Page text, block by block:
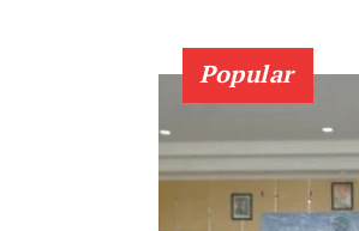
Popular